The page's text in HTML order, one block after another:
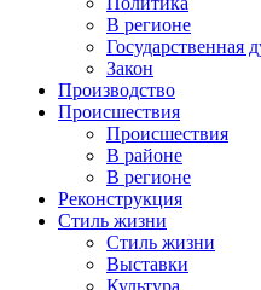
В регионе
Государственная
Закон
Производство
Происшествия
Происшествия
В районе
В регионе
Реконструкция
Стиль жизни
Стиль жизни
Выставки
Культура